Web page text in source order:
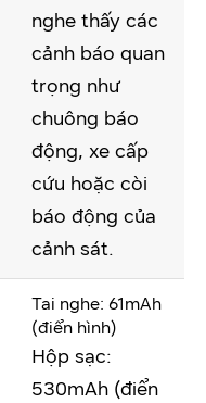
nghe thấy các
cảnh báo quan
trọng như
chuông báo
động, xe cấp
cứu hoặc còi
báo động của
cảnh sát.
Tai nghe: 61mAh
(điển hình)
Hộp sạc:
530mAh (điển